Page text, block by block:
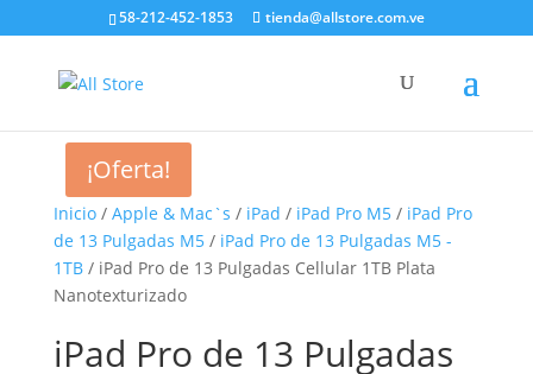
58-212-452-1853 tienda@allstore.com.ve
Inicio/ Apple & Mac`s / iPad / iPad Pro M5/ iPad Pro
de 13 Pulgadas M5/ iPad Pro de 13 Pulgadas M5 -
1TB/ iPad Pro de 13 Pulgadas Cellular 1TB Plata
Nanotexturizado
iPad Pro de 13 Pulgadas
¡Oferta!